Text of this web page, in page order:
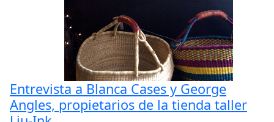
Entrevista a Blanca Cases y George
Angles, propietarios de la tienda taller